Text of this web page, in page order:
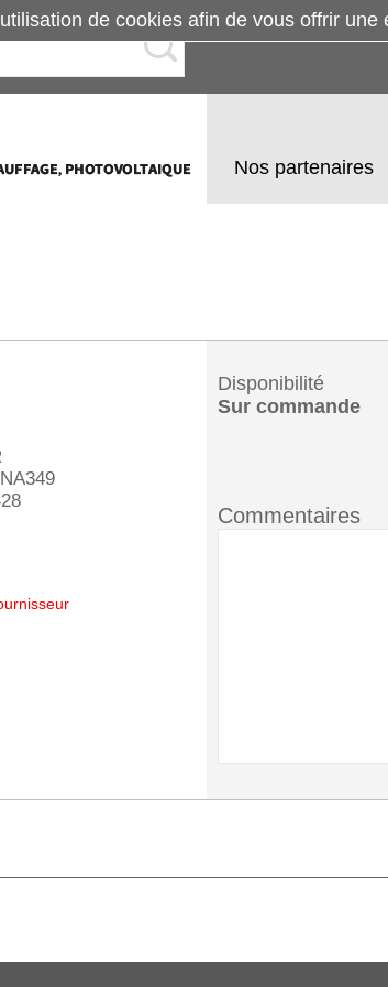
Nos partenaires
Disponibilité
Sur commande
Commentaires
de cookies afin de vous offrir